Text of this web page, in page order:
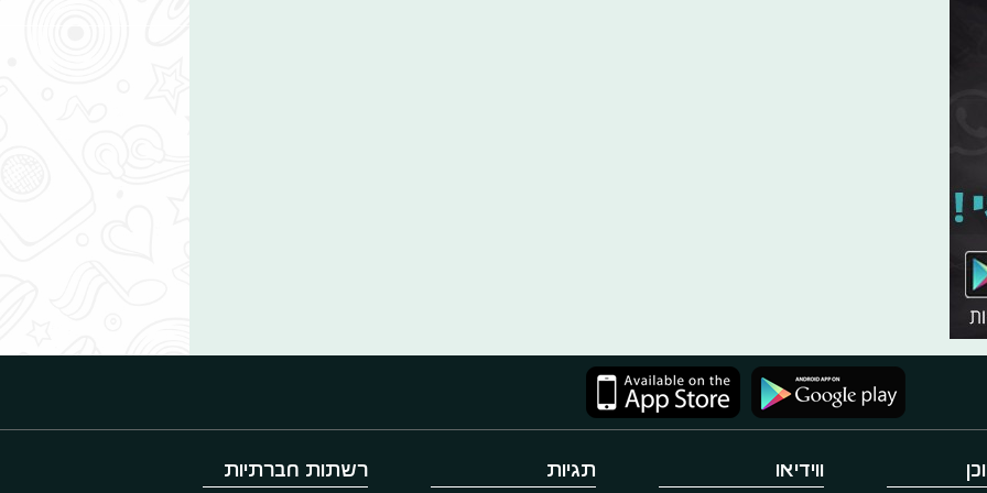
ווידיאו תגיות רשתות חברתיות